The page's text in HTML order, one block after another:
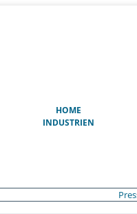
HOME
INDUSTRIEN